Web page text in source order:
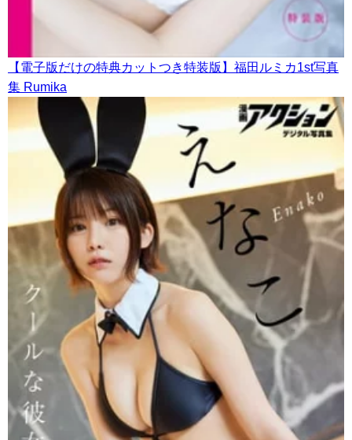
【電子版だけの特典カットつき特装版】福田ルミカ1st写真
集 Rumika